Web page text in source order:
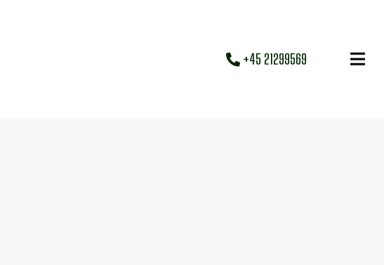
+45 21299569